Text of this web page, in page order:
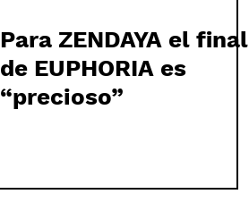
Para ZENDAYA el final
de EUPHORIA es
“precioso”